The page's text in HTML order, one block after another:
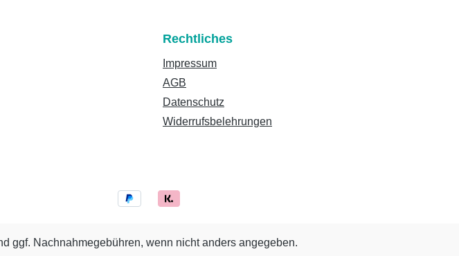
Rechtliches
Impressum
AGB
Datenschutz
Widerrufsbelehrungen
ggf. Nachnahmegebühren, wenn nicht anders angegeben.